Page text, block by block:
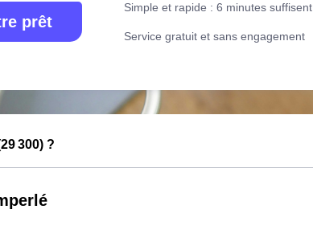
prêt
Simple et rapide : 6 minutes suffisent
Service gratuit et sans engagement
300) ?